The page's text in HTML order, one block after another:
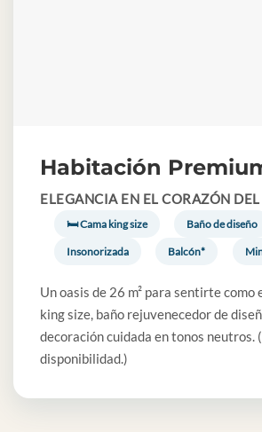
Habitación
ELEGANCIA EN EL CORAZÓN
🛏 Cama king size Baño de diseño
Insonorizada Balcón*
Un oasis de 26 m² para sentirte como
king size, baño rejuvenecedor de
decoración cuidada en tonos neutros.
disponibilidad.)